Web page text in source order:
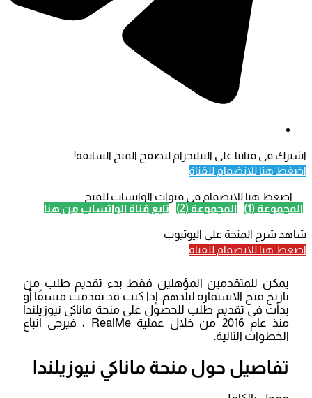
اشترك في قناتنا علي التيليجرام لتصفح المنح السابقة!
اضغط هنا للانضمام للقناة
اضغط هنا للانضمام في قنوات الواتساب للمنح
المجموعة (1)
المجموعة (2) تابع قناة الواتساب من هنا
شاهد شرح المنحة علي اليوتيوب
اضغط هنا للانضمام للقناة
يمكن للمتقدمين المؤهلين فقط بدء تقديم طلب من
تاريخ فتح الاستمارة لبلدهم. إذا كنت قد تقدمت مسبقًا أو
بدأت في تقديم طلب للحصول على منحة ماناكي نيوزيلندا
منذ عام 2016 من خلال عملية RealMe ، فيرجى اتباع
الخطوات التالية.
تفاصيل حول منحة ماناكي نيوزيلندا